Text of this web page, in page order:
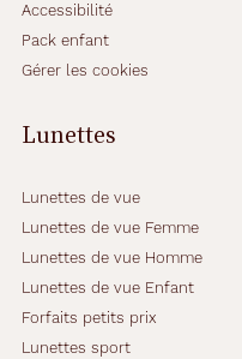
Accessibilité
Pack enfant
Gérer les cookies
Lunettes
Lunettes de vue
Lunettes de vue Femme
Lunettes de vue Homme
Lunettes de vue Enfant
Forfaits petits prix
Lunettes sport